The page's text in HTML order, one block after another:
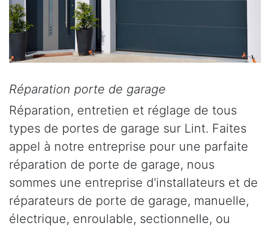
Réparation porte de garage
Réparation, entretien et réglage de tous
types de portes de garage sur Lint. Faites
appel à notre entreprise pour une parfaite
réparation de porte de garage, nous
sommes une entreprise d'installateurs et de
réparateurs de porte de garage, manuelle,
électrique, enroulable, sectionnelle, ou